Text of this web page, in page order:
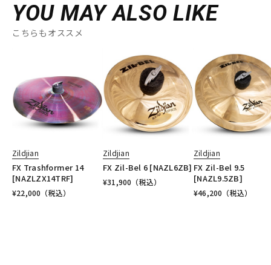
YOU MAY ALSO LIKE
こちらもオススメ
Zildjian
FX Trashformer 14
[NAZLZX14TRF]
¥22,000 （税込）
Zildjian
FX Zil-Bel 6 [NAZL6ZB]
¥31,900 （税込）
Zildjian
FX Zil-Bel 9.5
[NAZL9.5ZB]
¥46,200 （税込）